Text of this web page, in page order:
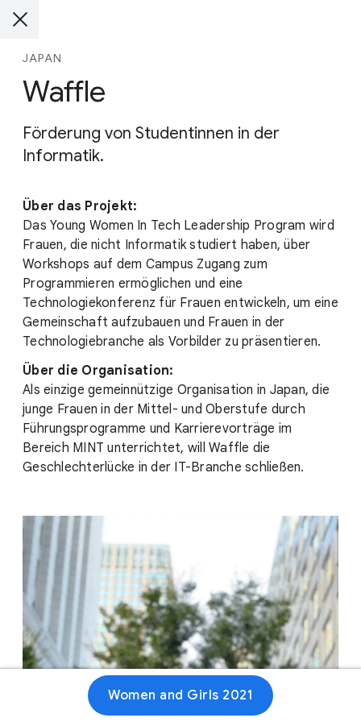
JAPAN
Waffle
Förderung von Studentinnen in der
Informatik.
Über das Projekt:
Das Young Women In Tech Leadership Program wird
Frauen, die nicht Informatik studiert haben, über
Workshops auf dem Campus Zugang zum
Programmieren ermöglichen und eine
Technologiekonferenz für Frauen entwickeln, um eine
Gemeinschaft aufzubauen und Frauen in der
Technologiebranche als Vorbilder zu präsentieren.
Über die Organisation:
Als einzige gemeinnützige Organisation in Japan, die
junge Frauen in der Mittel- und Oberstufe durch
Führungsprogramme und Karrierevorträge im
Bereich MINT unterrichtet, will Waffle die
Geschlechterlücke in der IT-Branche schließen.
Women and Girls 2021